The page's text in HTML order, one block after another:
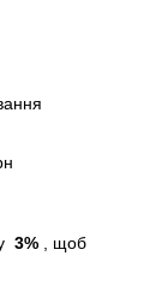
3% , щоб